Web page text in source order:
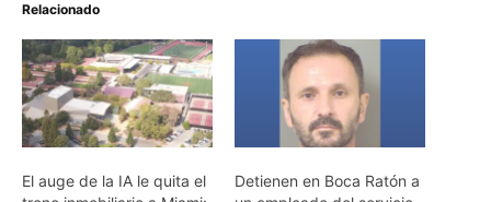
Relacionado
El auge de la IA le quita el
Detienen en Boca Ratón a